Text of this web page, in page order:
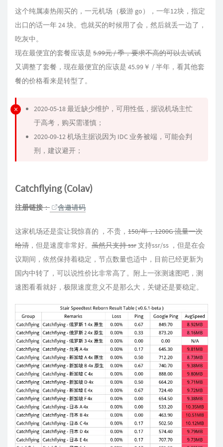
这个纯属凑热闹买的，一元机场（极游 go），一年12块，指定
出口的话一年 24 块。也就买的时候用了会，然后就丢一边了，
吃灰中。
现在最便宜的套餐应该是 5.99元 / 季，要求不高的可以去试试
又调整了套餐，现在最便宜的应该是 45.99￥ / 半年，看其他套
餐的价格看来是转型了。
2020-05-18 最近缺少维护，可用性低，据说机场主忙
于高考，购买需谨慎；
2020-09-12 机场主据说因为 IDC 业务被端，可能会判
刑，建议避开；
Catchflying (Colav)
注册链接： 含邀请码
这家机场还是蛮让我惊喜的 ，不贵， 150/年，1200G 流量一次
给清 ，但是速度非常好。 虽然只支持 ssr支持ssr/ss ，但是在会
议期间，依然保持着稳定，节点数量也适中，目前已经更新为
国内中转了，可以说性价比非常高了。附上一张测速图吧，测
速图看看就好，极限速度意义不是那么大，关键还是要稳定。